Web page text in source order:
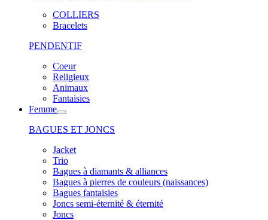
COLLIERS
Bracelets
PENDENTIF
Coeur
Religieux
Animaux
Fantaisies
Femme
BAGUES ET JONCS
Jacket
Trio
Bagues à diamants & alliances
Bagues à pierres de couleurs (naissances)
Bagues fantaisies
Joncs semi-éternité & éternité
Joncs